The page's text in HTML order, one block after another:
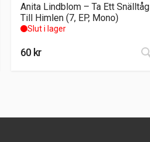
Anita Lindblom – Ta Ett Snälltåg
Till Himlen (7, EP, Mono)
Slut i lager
60kr